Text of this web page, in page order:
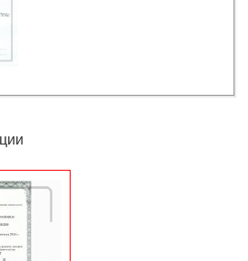
программы
ВОДОГРЕЙНОГО КОТЛА
сертификат ISO 9001:2008 (ГОСТ Р
получено разрешение
КЗ «РОСЭНЕРГОПРОМ» на
КОТЕЛ
КЗ «РОСЭНЕРГОПРОМ» на
ГАЗОВЫЙ КОТЕЛ
«Курган: Строительство. Энергетика.
ТЕХНОЛОГИИ, ИНВЕСТИЦИИ,
г. Москва